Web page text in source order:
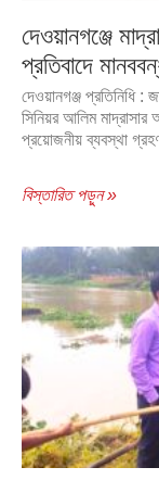
দেওয়ানগঞ্জে
প্রতিবাদে
দেওয়ানগঞ্জ প্রতিনিধি :
সিনিয়র আলিম
প্রয়োজনীয় ব্যবস্থা
বিস্তারিত পড়ুন »